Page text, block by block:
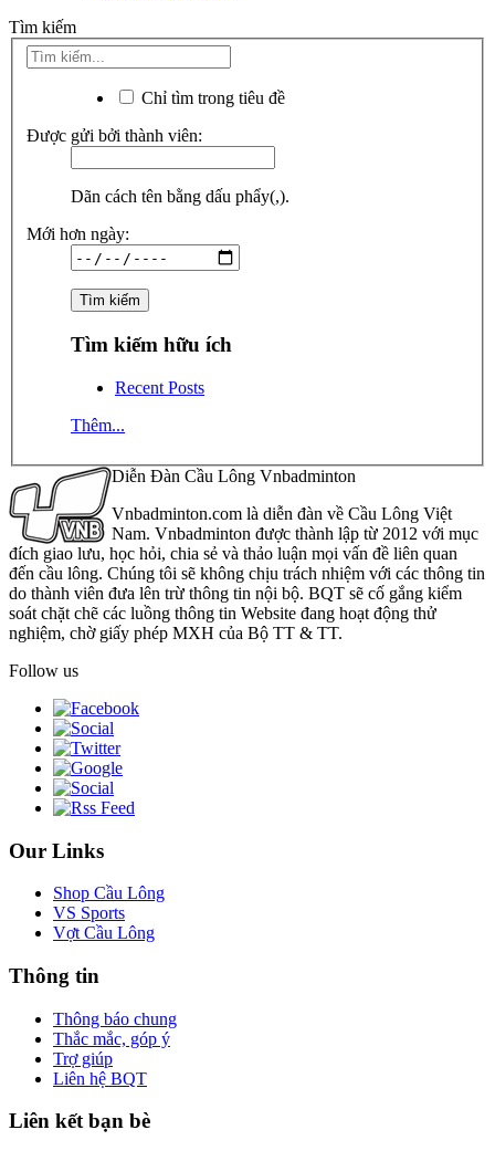
Tìm kiếm
Chỉ tìm trong tiêu đề
Được gửi bởi thành viên:
Dãn cách tên bằng dấu phẩy(,).
Mới hơn ngày:
Tìm kiếm hữu ích
Recent Posts
Thêm...
Diễn Đàn Cầu Lông Vnbadminton
Vnbadminton.com là diễn đàn về Cầu Lông Việt
Nam. Vnbadminton được thành lập từ 2012 với mục
đích giao lưu, học hỏi, chia sẻ và thảo luận mọi vấn đề liên quan
đến cầu lông. Chúng tôi sẽ không chịu trách nhiệm với các thông tin
do thành viên đưa lên trừ thông tin nội bộ. BQT sẽ cố gắng kiểm
soát chặt chẽ các luồng thông tin Website đang hoạt động thử
nghiệm, chờ giấy phép MXH của Bộ TT & TT.
Follow us
Our Links
Shop Cầu Lông
VS Sports
Vợt Cầu Lông
Thông tin
Thông báo chung
Thắc mắc, góp ý
Trợ giúp
Liên hệ BQT
Liên kết bạn bè